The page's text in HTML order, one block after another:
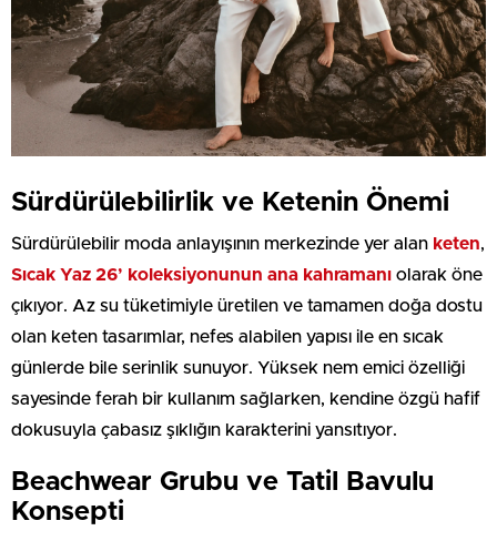
Sürdürülebilirlik ve Ketenin Önemi
Sürdürülebilir moda anlayışının merkezinde yer alan keten,
Sıcak Yaz 26’ koleksiyonunun ana kahramanı olarak öne
çıkıyor. Az su tüketimiyle üretilen ve tamamen doğa dostu
olan keten tasarımlar, nefes alabilen yapısı ile en sıcak
günlerde bile serinlik sunuyor. Yüksek nem emici özelliği
sayesinde ferah bir kullanım sağlarken, kendine özgü hafif
dokusuyla çabasız şıklığın karakterini yansıtıyor.
Beachwear Grubu ve Tatil Bavulu
Konsepti